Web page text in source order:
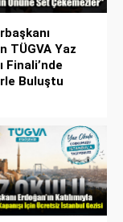
TÜGVA Yaz
Finali’nde
Buluştu